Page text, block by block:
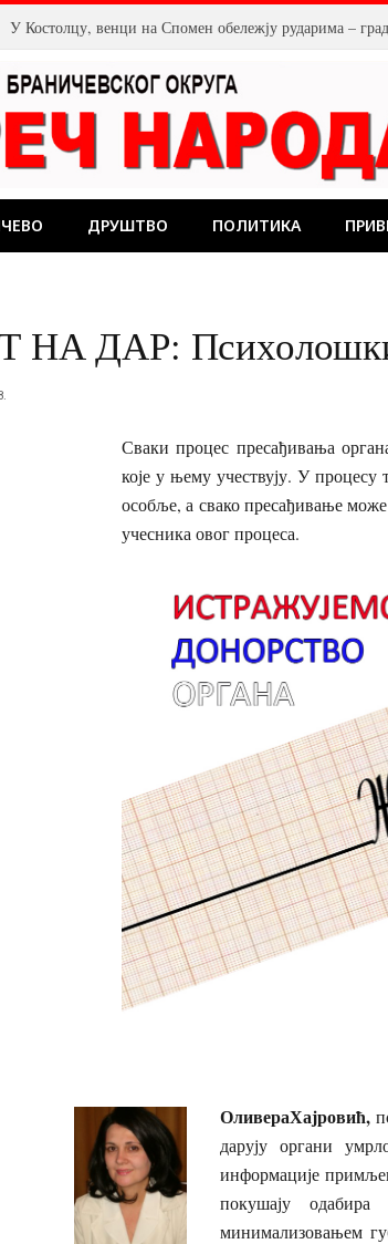
ДРУШТВО ПОЛИТИКА
ДАР: Психолошки
Сваки процес пресађивања
које у њему учествују. У
особље, а свако пресађивање
учесника овог процеса.
ОливераХајровић,
дарују органи
информације
покушају одабира
минимализовањем